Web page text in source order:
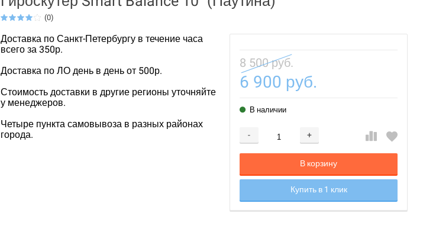
(0)
8 500 руб.
6 900 руб.
В наличии
- +
Добавляется...
В корзину
Добавлен
Купить в 1 клик
Доставка по Санкт-Петербургу в течение часа
всего за 350р.
Доставка по ЛО день в день от 500р.
Стоимость доставки в другие регионы уточняйте
у менеджеров.
Четыре пункта самовывоза в разных районах
города.